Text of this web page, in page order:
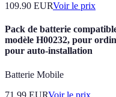
109.90 EURVoir le prix
Pack de batterie
modèle H00232, pour
pour auto-installation
Batterie Mobile
71.99 EURVoir le prix